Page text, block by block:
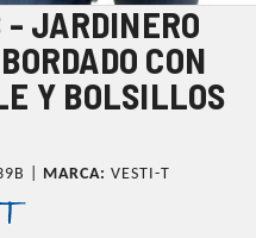
JARDINERO
CON
Y BOLSILLOS
| MARCA: VESTI-T